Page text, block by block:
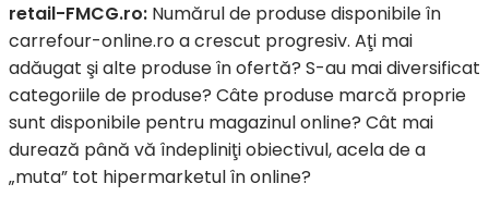
retail-FMCG.ro: Numărul de produse disponibile în
carrefour-online.ro a crescut progresiv. Aţi mai
adăugat şi alte produse în ofertă? S-au mai diversificat
categoriile de produse? Câte produse marcă proprie
sunt disponibile pentru magazinul online? Cât mai
durează până vă îndepliniţi obiectivul, acela de a
„muta” tot hipermarketul în online?